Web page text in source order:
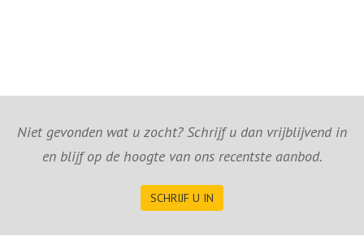
Niet gevonden wat u zocht? Schrijf u dan vrijblijvend in
en blijf op de hoogte van ons recentste aanbod.
SCHRIJF U IN